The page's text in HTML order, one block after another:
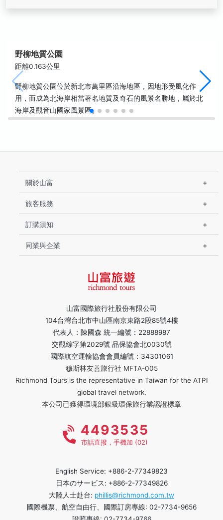
野柳地質公園
距離0.163公里
野柳地質公園位於新北市萬里區沿海地區，因地形受風化作
用，而成為北海岸相當著名地質及奇石的風景名勝地，屬於北
海岸及觀音山國家風景區。
山富國際旅行社股份有限公司
104台灣台北市中山區南京東路2段85號4樓
代表人：陳國森 統一編號：22888987
交觀綜字第2029號 品保協會北0030號
國際航空運輸協會會員編號：34301061
穆斯林友善旅行社 MFTA-005
Richmond Tours is the representative in Taiwan for the ATPI
global travel network.
本公司已獲得環境部銀級環保旅行業認證標章
關於山富
旅客服務
訂購須知
同業與企業
4493535
市話直撥，手機加 (02)
English Service: +886-2-77349823
日本のサービス: +886-2-77349826
大陸人士赴台: phillis@richmond.com.tw
國際機票、航空自由行、國際訂房專線: 02-7734-9656